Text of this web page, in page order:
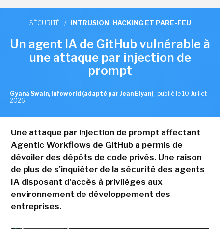
SÉCURITÉ / INTRUSION, HACKING ET PARE-FEU
Un agent IA de GitHub vulnérable à
une attaque par injection de
prompt
Gyana Swain, Infoworld (adapté par Jean Elyan) , publié le 10 Juillet
2026
Une attaque par injection de prompt affectant
Agentic Workflows de GitHub a permis de
dévoiler des dépôts de code privés. Une raison
de plus de s'inquiéter de la sécurité des agents
IA disposant d'accès à privilèges aux
environnement de développement des
entreprises.